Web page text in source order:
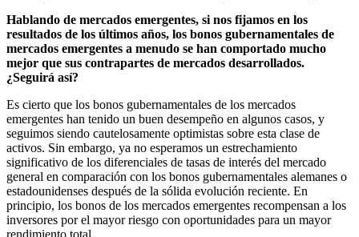
Hablando de mercados emergentes, si nos fijamos en los
resultados de los últimos años, los bonos gubernamentales de
mercados emergentes a menudo se han comportado mucho
mejor que sus contrapartes de mercados desarrollados.
¿Seguirá así?
Es cierto que los bonos gubernamentales de los mercados
emergentes han tenido un buen desempeño en algunos casos, y
seguimos siendo cautelosamente optimistas sobre esta clase de
activos. Sin embargo, ya no esperamos un estrechamiento
significativo de los diferenciales de tasas de interés del mercado
general en comparación con los bonos gubernamentales alemanes o
estadounidenses después de la sólida evolución reciente. En
principio, los bonos de los mercados emergentes recompensan a los
inversores por el mayor riesgo con oportunidades para un mayor
rendimiento total.